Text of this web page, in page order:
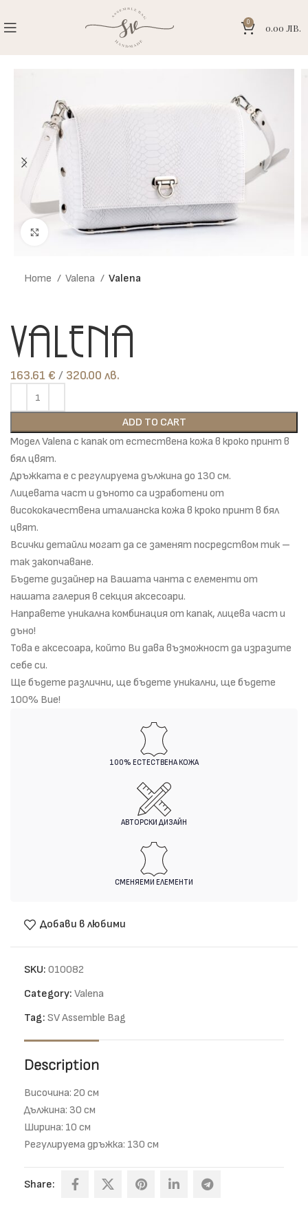
0 0.00 ЛВ.
Click to enlarge
Home Valena Valena
Valena
163.61 € лв.
ADD TO CART
Модел Valena с капак от естествена кожа в кроко принт в
бял цвят.
Дръжката е с регулируема дължина до 130 см.
Лицевата част и дъното са изработени от
висококачествена италианска кожа в кроко принт в бял
цвят.
Всички детайли могат да се заменят посредством тик –
так закопчаване.
Бъдете дизайнер на Вашата чанта с елементи от
нашата галерия в секция аксесоари.
Направете уникална комбинация от капак, лицева част и
дъно!
Това е аксесоара, който Ви дава възможност да изразите
себе си.
Ще бъдете различни, ще бъдете уникални, ще бъдете
100% Вие!
100% ЕСТЕСТВЕНА КОЖА
АВТОРСКИ ДИЗАЙН
СМЕНЯЕМИ ЕЛЕМЕНТИ
Добави в любими
SKU: 010082
Category: Valena
Tag: SV Assemble Bag
Description
Височина: 20 см
Дължина: 30 см
Ширина: 10 см
Регулируема дръжка: 130 см
Share: